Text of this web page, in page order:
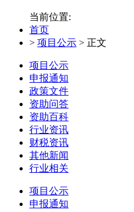
当前位置:
首页
> 项目公示 > 正文
项目公示
申报通知
政策文件
资助问答
资助百科
行业资讯
财税资讯
其他新闻
行业相关
项目公示
申报通知